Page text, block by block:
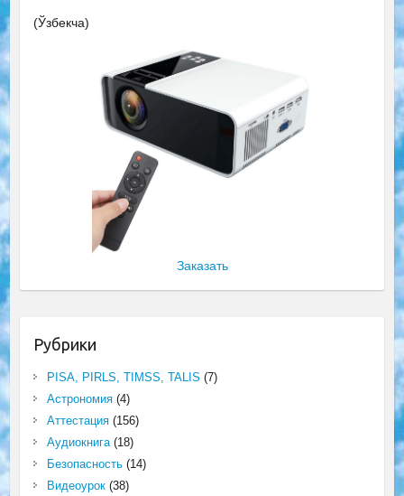
(Ўзбекча)
Заказать
Рубрики
PISA, PIRLS, TIMSS, TALIS (7)
Астрономия(4)
Аттестация(156)
Аудиокнига(18)
Безопасность(14)
Видеоурок(38)